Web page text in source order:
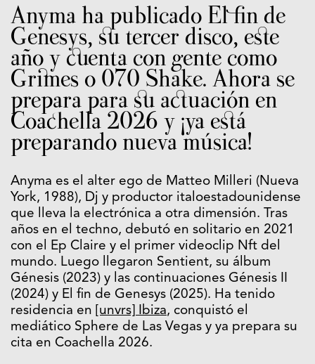
Anyma ha publicado El fin de
Genesys, su tercer disco, este
año y cuenta con gente como
Grimes o 070 Shake. Ahora se
prepara para su actuación en
Coachella 2026 y ¡ya está
preparando nueva música!
Anyma es el alter ego de Matteo Milleri (Nueva
York, 1988), Dj y productor italoestadounidense
que lleva la electrónica a otra dimensión. Tras
años en el techno, debutó en solitario en 2021
con el Ep Claire y el primer videoclip Nft del
mundo. Luego llegaron Sentient, su álbum
Génesis (2023) y las continuaciones Génesis II
(2024) y El fin de Genesys (2025). Ha tenido
residencia en
[unvrs] Ibiza, conquistó el
mediático Sphere de Las Vegas y ya prepara su
cita en Coachella 2026.